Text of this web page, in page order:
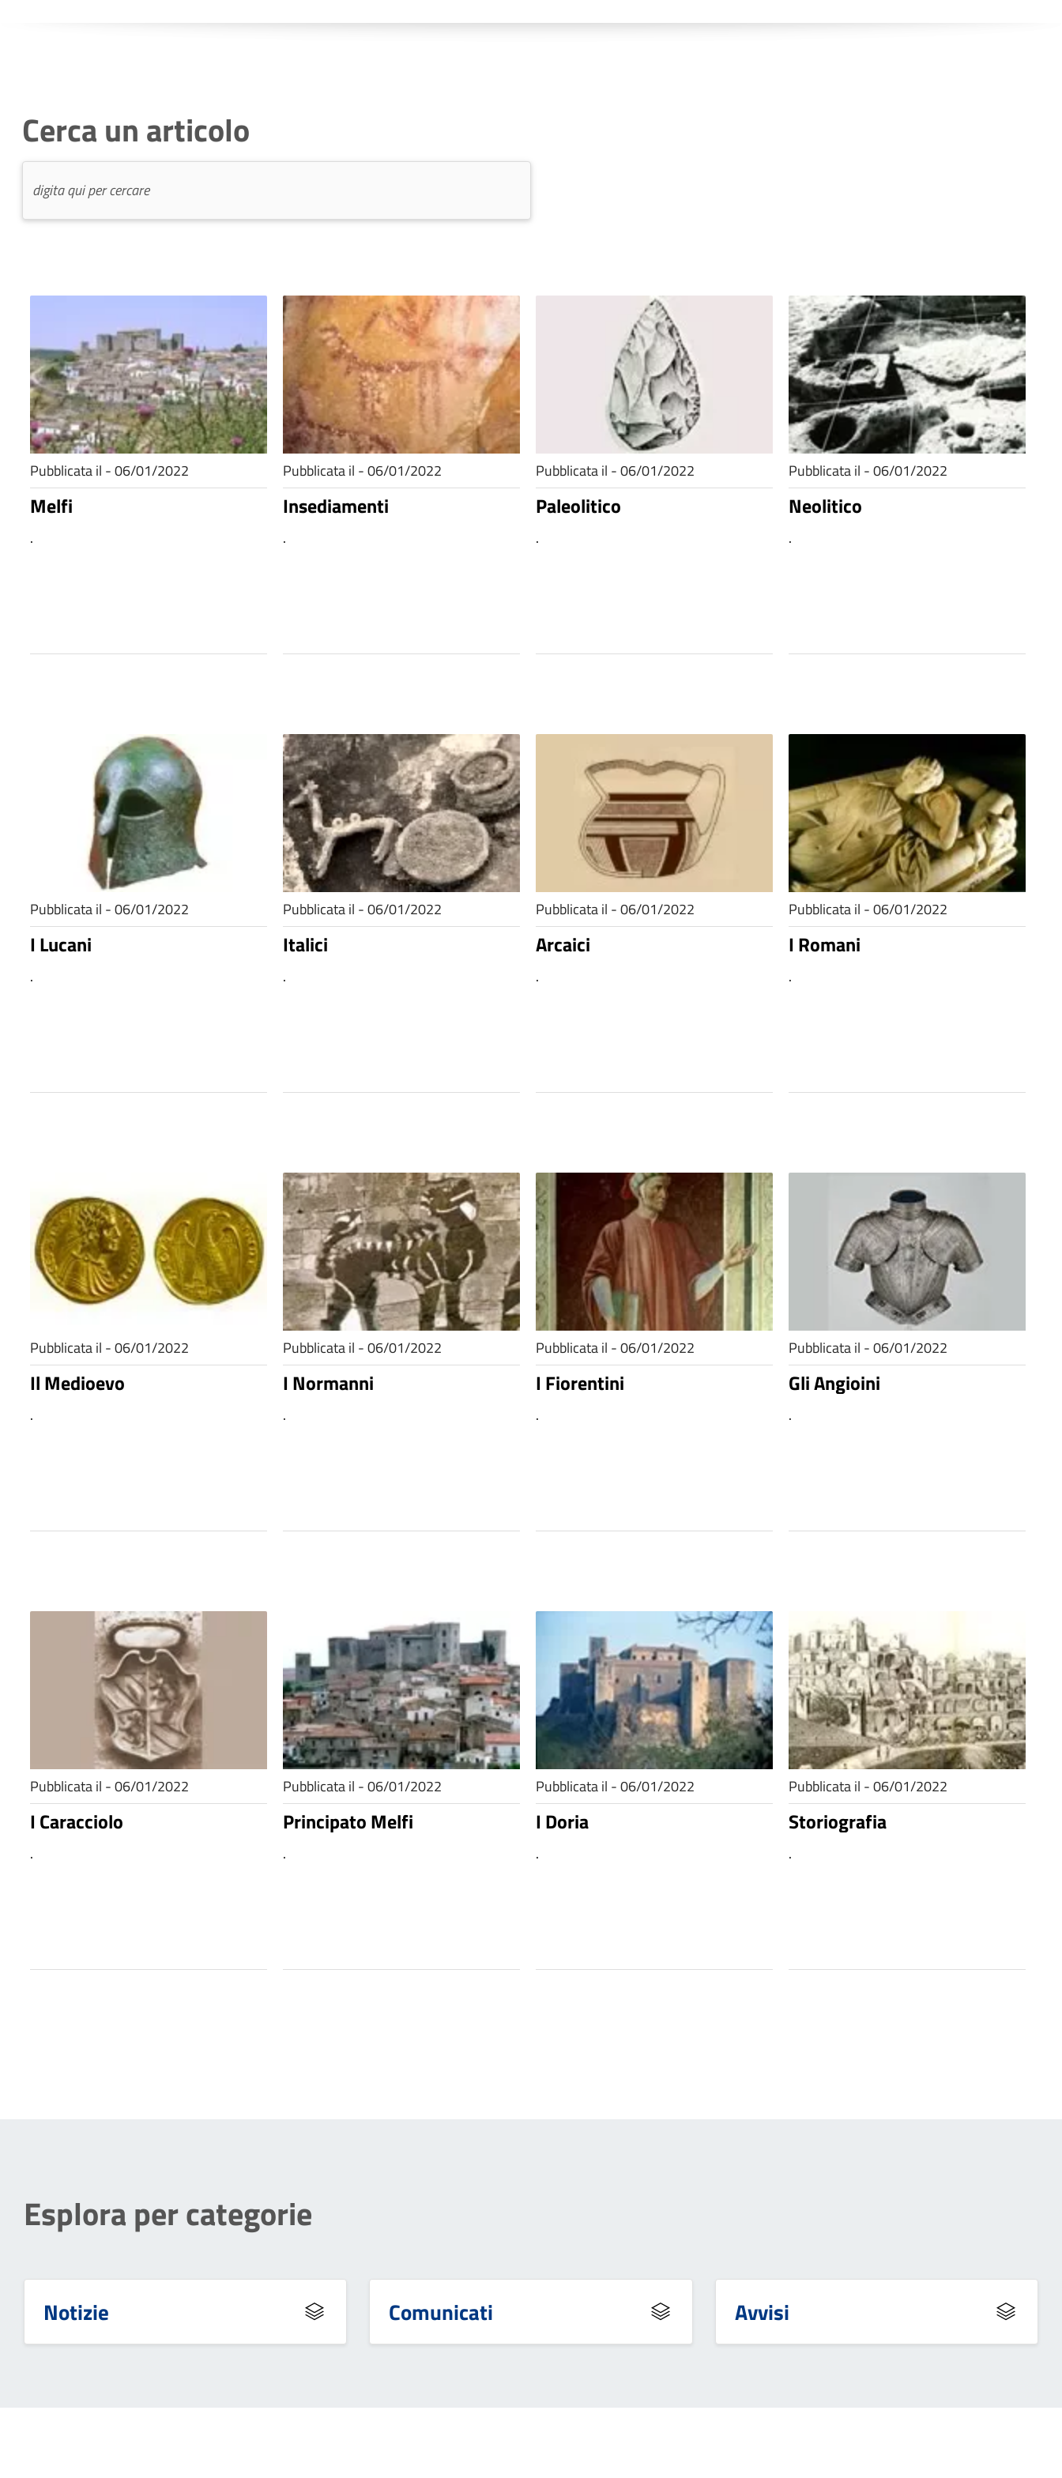
Cerca un articolo
Pubblicata il - 06/01/2022
Melfi
.
Pubblicata il - 06/01/2022
Insediamenti
.
Pubblicata il - 06/01/2022
Paleolitico
.
Pubblicata il - 06/01/2022
Neolitico
.
Pubblicata il - 06/01/2022
I Lucani
.
Pubblicata il - 06/01/2022
Italici
.
Pubblicata il - 06/01/2022
Arcaici
.
Pubblicata il - 06/01/2022
I Romani
.
Pubblicata il - 06/01/2022
Il Medioevo
.
Pubblicata il - 06/01/2022
I Normanni
.
Pubblicata il - 06/01/2022
I Fiorentini
.
Pubblicata il - 06/01/2022
Gli Angioini
.
Pubblicata il - 06/01/2022
I Caracciolo
.
Pubblicata il - 06/01/2022
Principato Melfi
.
Pubblicata il - 06/01/2022
I Doria
.
Pubblicata il - 06/01/2022
Storiografia
.
Esplora per categorie
Notizie Comunicati Avvisi